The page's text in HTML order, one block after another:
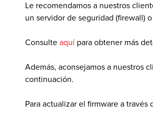
Le recomendamos a nuestros
un servidor de seguridad (firewall)
Consulte aquí para obtener más
Además, aconsejamos a nuestros
continuación.
Para actualizar el firmware a